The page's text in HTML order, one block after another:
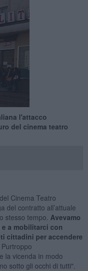
l'attacco
del cinema teatro
Cinema Teatro
del contratto all’attuale
stesso tempo. Avevamo
a mobilitarci con
cittadini per accendere
Purtroppo
la vicenda in modo
sotto gli occhi di tutti".